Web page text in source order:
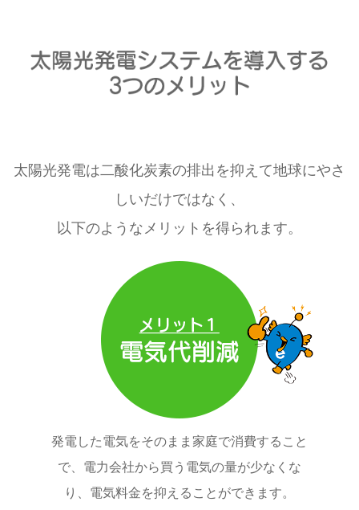
太陽光発電は二酸化炭素の排出を抑えて地球にやさ
しいだけではなく、
以下のようなメリットを得られます。
発電した電気をそのまま家庭で消費すること
で、電力会社から買う電気の量が少なくな
り、電気料金を抑えることができます。